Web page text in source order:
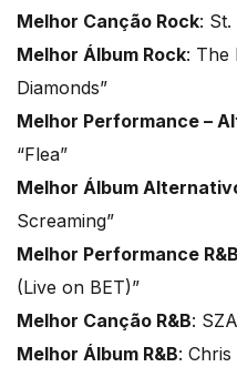
Melhor Canção Rock:
Melhor Álbum Rock: The
Diamonds”
Melhor Performance –
“Flea”
Melhor Álbum
Screaming”
Melhor Performance R&B
(Live on BET)”
Melhor Canção R&B:
Melhor Álbum R&B: Chris